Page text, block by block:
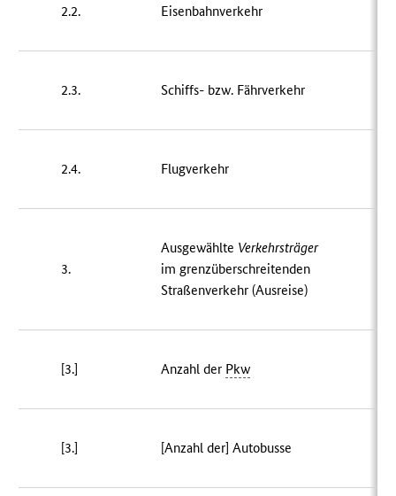
2.2. Eisenbahnverkehr
2.3. Schiffs- bzw. Fährverkehr
2.4. Flugverkehr
3.
Ausgewählte Verkehrsträger
im grenzüberschreitenden
Straßenverkehr (Ausreise)
[3.] Anzahl der Pkw
[3.] [Anzahl der] Autobusse